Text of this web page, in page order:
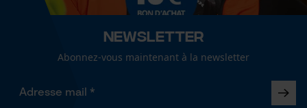
Newsletter
Abonnez-vous maintenant à la newsletter
fonctionnalité